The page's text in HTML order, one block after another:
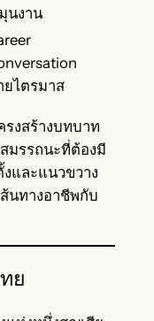
นงาน
ยไตรมาส
งสร้างบทบาท
มรรถนะที่ต้องมี
และแนวขวาง
นทางอาชีพกับ
ย